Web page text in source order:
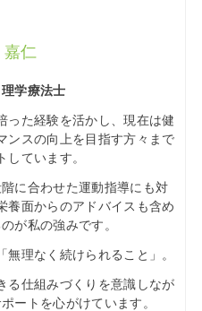
嘉仁
学療法士
った経験を活かし、現在は健
ンスの向上を目指す方々まで
しています。
に合わせた運動指導にも対
養面からのアドバイスも含め
が私の強みです。
理なく続けられること」。
る仕組みづくりを意識しなが
ートを心がけています。